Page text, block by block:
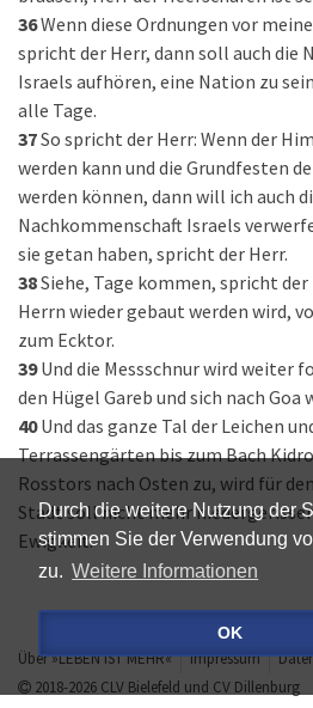
Durch die weitere Nutzung der
stimmen Sie der Verwendung
zu. Weitere Informationen
OK
36Wenn diese Ordnungen vor
spricht der Herr, dann soll auch die
Israels aufhören, eine Nation zu
alle Tage.
37So spricht der Herr: Wenn der
werden kann und die Grundfesten
werden können, dann will ich auch
Nachkommenschaft Israels
sie getan haben, spricht der Herr.
38Siehe, Tage kommen, spricht
Herrn wieder gebaut werden wird,
zum Ecktor.
39 Und die Messschnur wird weiter
den Hügel Gareb und sich nach Goa
40 Und das ganze Tal der Leichen
Terrassengärten bis zum Bach
Rosstors nach Osten zu, wird für
Stadt soll nicht mehr
Ewigkeit.
Über »LEBEN IST MEHR« Impressum
2018-2026 CLV Bielefeld und CV Dillenburg